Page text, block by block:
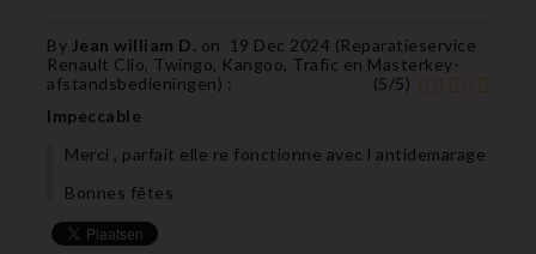
By Jean william D. on 19 Dec 2024 (Reparatieservice
Renault Clio, Twingo, Kangoo, Trafic en Masterkey-
afstandsbedieningen) : (5/5)
Impeccable
Merci , parfait elle re fonctionne avec l antidemarage
Bonnes fêtes